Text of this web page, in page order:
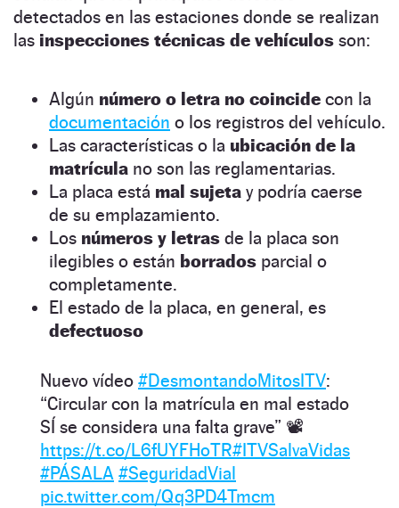
detectados en las estaciones donde se realizan
las inspecciones técnicas de vehículos son:
Algún número o letra no coincide con la
documentación o los registros del vehículo.
Las características o la ubicación de la
matrícula no son las reglamentarias.
La placa está mal sujeta y podría caerse
de su emplazamiento.
Los números y letras de la placa son
ilegibles o están borrados parcial o
completamente.
El estado de la placa, en general, es
defectuoso
Nuevo vídeo #DesmontandoMitosITV:
“Circular con la matrícula en mal estado
SÍ se considera una falta grave” 📽️
https://t.co/L6fUYFHoTR#ITVSalvaVidas
#PÁSALA #SeguridadVial
pic.twitter.com/Qq3PD4Tmcm